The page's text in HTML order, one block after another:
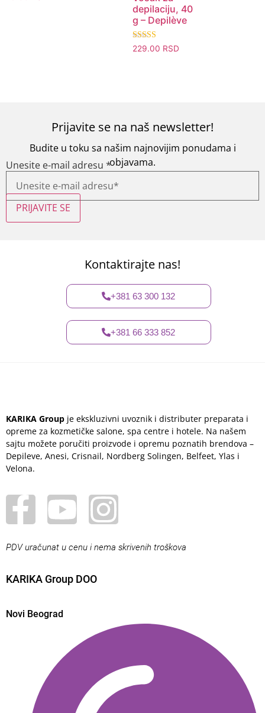
depilaciju, 40
g – Depilève
Ocenjeno sa
5.00
229.00 RSD
Prijavite se na naš newsletter!
Budite u toku sa našim najnovijim ponudama i
objavama.
Unesite e-mail adresu *
PRIJAVITE SE
Kontaktirajte nas!
+381 63 300 132
+381 66 333 852
KARIKA Group je ekskluzivni uvoznik i distributer preparata i
opreme za kozmetičke salone, spa centre i hotele. Na našem
sajtu možete poručiti proizvode i opremu poznatih brendova –
Depileve, Anesi, Crisnail, Nordberg Solingen, Belfeet, Ylas i
Velona.
PDV uračunat u cenu i nema skrivenih troškova
KARIKA Group DOO
Novi Beograd